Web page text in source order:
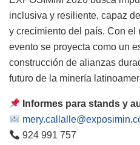
inclusiva y resiliente, capaz
y crecimiento del país. Con el
evento se proyecta como un
construcción de alianzas
futuro de la minería
Informes para stands y
924 991 757